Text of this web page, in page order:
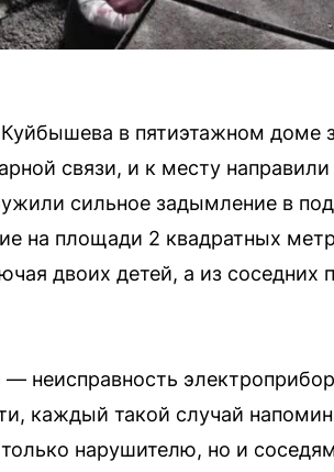
в пятиэтажном доме
связи, и к месту
сильное задымление в
на площади 2 квадратных
двоих детей, а из
неисправность
каждый такой случай
нарушителю, но и